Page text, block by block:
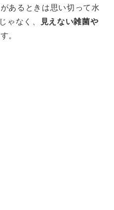
あるときは思い切って水
ゃなく、
見えない雑菌や
。